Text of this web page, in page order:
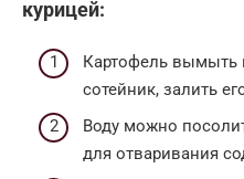
курицей:
Картофель вымыть
сотейник, залить
Воду можно
для отваривания